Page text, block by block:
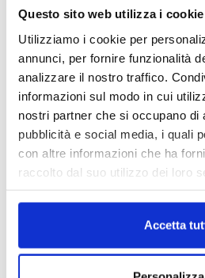
Questo sito web utilizza i cookie
Utilizziamo i cookie per
annunci, per fornire funzionalità
analizzare il nostro traffico.
informazioni sul modo in cui
nostri partner che si occupano di
pubblicità e social media, i quali
con altre informazioni che ha
raccolto dal suo utilizzo dei loro
Accetta
mano nella propria app, con
L’immediatezza, inoltre, è garantita
acquistare una polizza si passa
N26con i propri dati già trasmessi
conto, risparmiando così molto più
fondo il mercato per offrire
distintivo, N26 è stata una
e vogliamo fare altrettanto in quello
assolutamente convinti che sia
© Riproduzione riservata